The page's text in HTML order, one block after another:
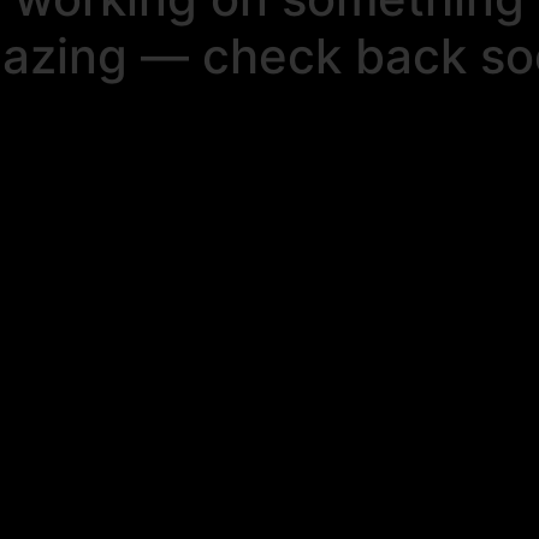
— check back